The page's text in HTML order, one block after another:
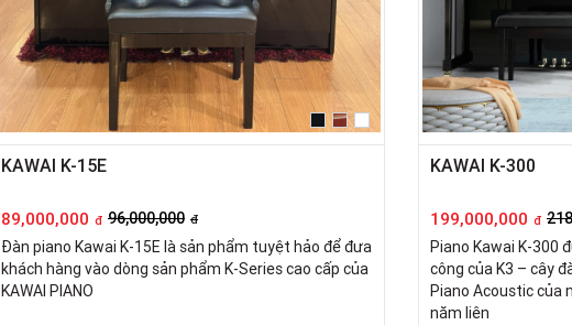
KAWAI K-15E
89,000,000 đ 96,000,000 đ
Đàn piano Kawai K-15E là sản phẩm tuyệt hảo để đưa
khách hàng vào dòng sản phẩm K-Series cao cấp của
KAWAI PIANO
KAWAI K-300
199,000,000 đ
Piano Kawai K-300
công của K3 – cây
Piano Acoustic của
năm liên